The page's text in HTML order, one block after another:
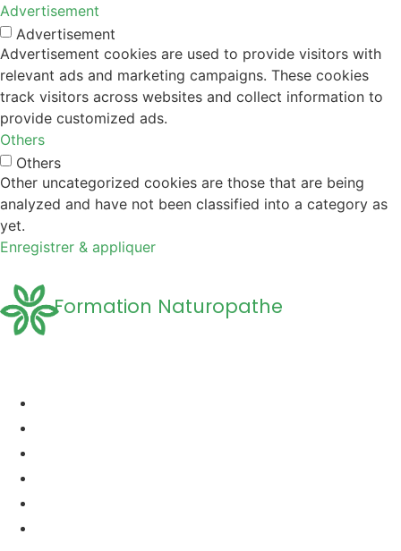
Advertisement
Advertisement
Advertisement cookies are used to provide visitors with
relevant ads and marketing campaigns. These cookies
track visitors across websites and collect information to
provide customized ads.
Others
Others
Other uncategorized cookies are those that are being
analyzed and have not been classified into a category as
yet.
Enregistrer & appliquer
Formation Naturopathe